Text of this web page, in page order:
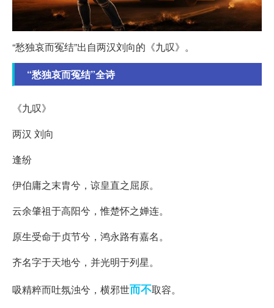
“愁独哀而冤结”出自两汉刘向的《九叹》。
“愁独哀而冤结”全诗
《九叹》
两汉 刘向
逢纷
伊伯庸之末胄兮，谅皇直之屈原。
云余肇祖于高阳兮，惟楚怀之婵连。
原生受命于贞节兮，鸿永路有嘉名。
齐名字于天地兮，并光明于列星。
吸精粹而吐氛浊兮，横邪世而不取容。